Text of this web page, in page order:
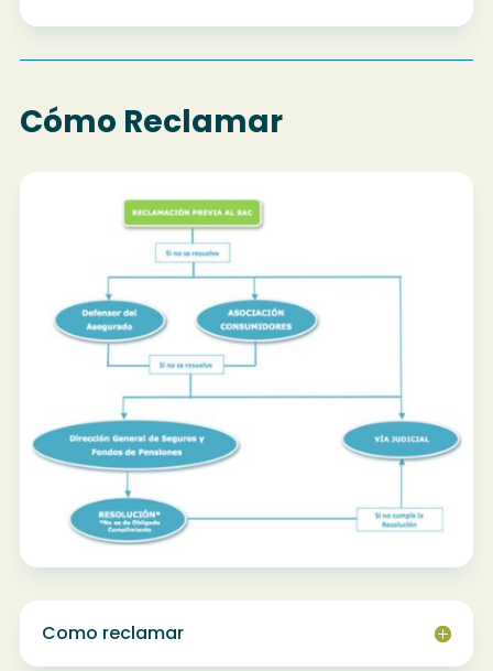
Cómo Reclamar
Como reclamar